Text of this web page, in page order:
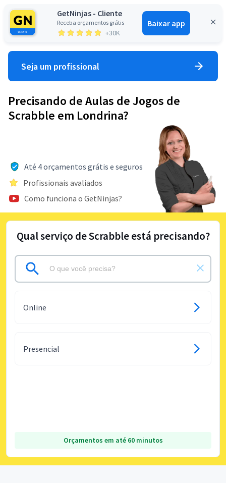
GetNinjas - Cliente
Receba orçamentos grátis
+30K
Baixar app
Entrar
Seja um profissional
Precisando de Aulas de Jogos de
Scrabble em Londrina?
Até 4 orçamentos grátis e seguros
Profissionais avaliados
Como funciona o GetNinjas?
Qual serviço de Scrabble está precisando?
Online
Presencial
Orçamentos em até 60 minutos